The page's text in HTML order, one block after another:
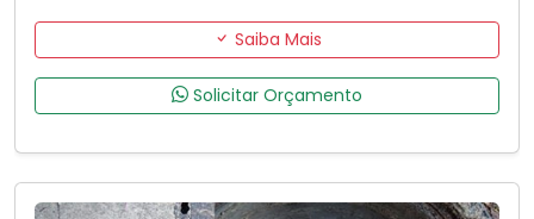
Saiba Mais
Solicitar Orçamento